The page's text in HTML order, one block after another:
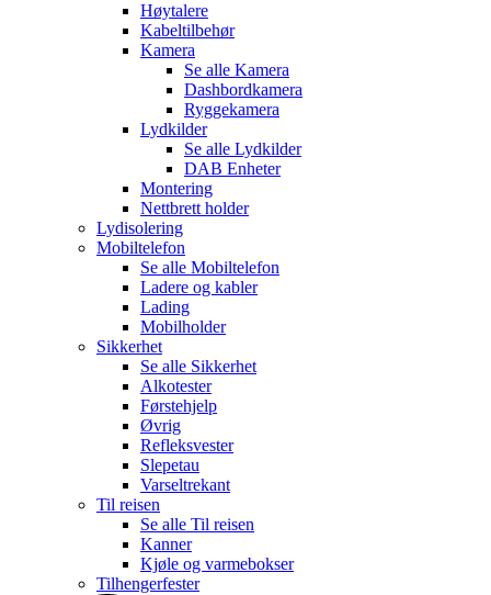
Høytalere
Kabeltilbehør
Kamera
Se alle Kamera
Dashbordkamera
Ryggekamera
Lydkilder
Se alle Lydkilder
DAB Enheter
Montering
Nettbrett holder
Lydisolering
Mobiltelefon
Se alle Mobiltelefon
Ladere og kabler
Lading
Mobilholder
Sikkerhet
Se alle Sikkerhet
Alkotester
Førstehjelp
Øvrig
Refleksvester
Slepetau
Varseltrekant
Til reisen
Se alle Til reisen
Kanner
Kjøle og varmebokser
Tilhengerfester